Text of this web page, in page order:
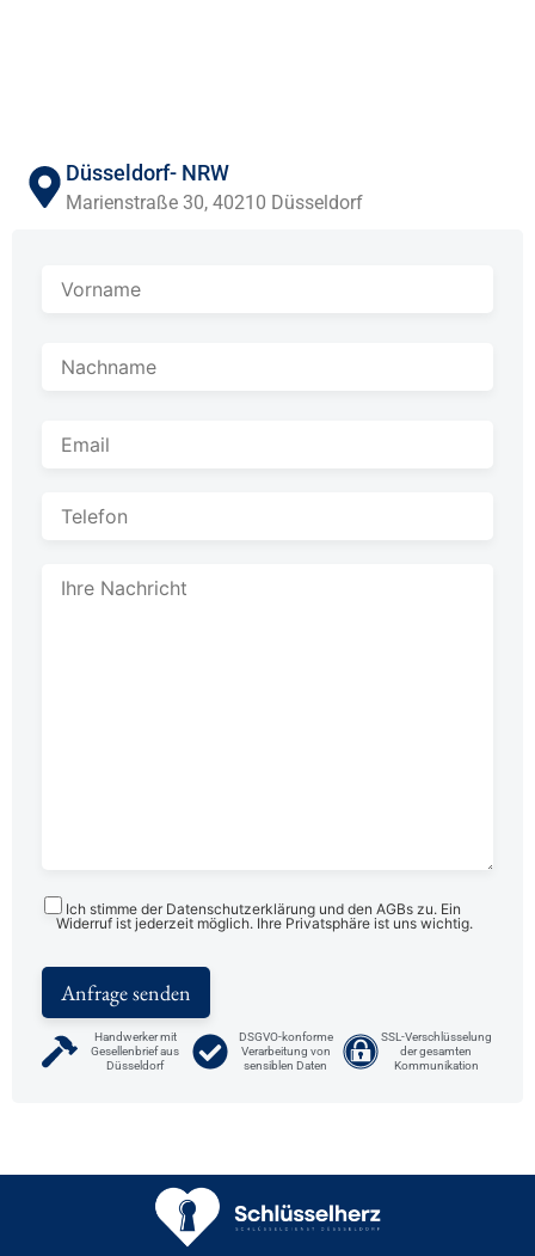
Ich stimme der Datenschutzerklärung und den AGBs zu. Ein
Widerruf ist jederzeit möglich. Ihre Privatsphäre ist uns wichtig.
Handwerker mit
Gesellenbrief aus
Düsseldorf
DSGVO-konforme
Verarbeitung von
sensiblen Daten
SSL-Verschlüsselung
der gesamten
Kommunikation
Düsseldorf- NRW
Marienstraße 30, 40210 Düsseldorf